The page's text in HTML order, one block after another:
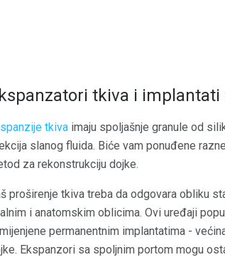
tkiva i implantati
tkiva imaju spoljašnje granule od
slanog fluida. Biće vam ponuđene
za rekonstrukciju dojke.
proširenje tkiva treba da odgovara obliku
i anatomskim oblicima. Ovi uređaji
permanentnim implantatima -
Ekspanzori sa spoljnim portom mogu